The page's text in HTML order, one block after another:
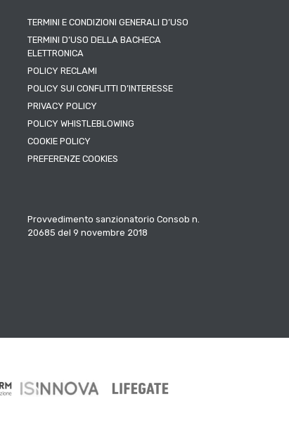
TERMINI E CONDIZIONI GENERALI D’USO
TERMINI D’USO DELLA BACHECA
ELETTRONICA
POLICY RECLAMI
POLICY SUI CONFLITTI D’INTERESSE
PRIVACY POLICY
POLICY WHISTLEBLOWING
COOKIE POLICY
PREFERENZE COOKIES
Provvedimento sanzionatorio Consob n.
20685 del 9 novembre 2018